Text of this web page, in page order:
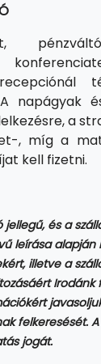
napágyak
a
, míg a
kell fizetni.
jellegű, és a
leírása alapján
illetve a
felkeresését.
jogát.